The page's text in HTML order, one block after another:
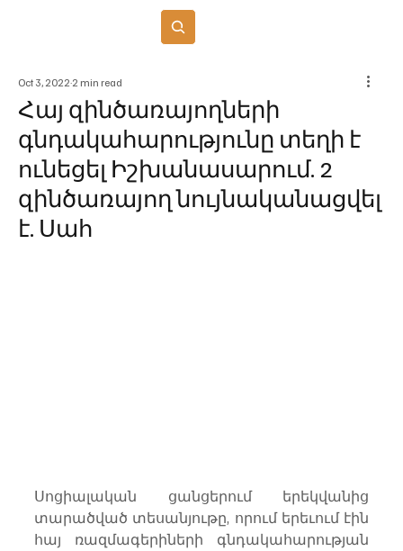
Հայ զինծառայողների
գնդակահարությունը տեղի է
ունեցել Իշխանասարում. 2
զինծառայող նույնականացվել
է. Սահ
Oct 3, 2022 2 min read
Սոցիալական ցանցերում երեկվանից
տարածված տեսանյութը, որում երեւում էին
հայ ռազմագերիների գնդակահարության